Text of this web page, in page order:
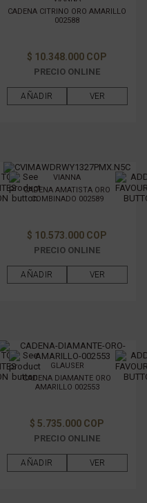
CADENA CITRINO ORO AMARILLO
002588
$ 10.348.000 COP
PRECIO ONLINE
AÑADIR VER
VIANNA
CADENA AMATISTA ORO
COMBINADO 002589
$ 10.573.000 COP
PRECIO ONLINE
AÑADIR VER
GLAUSER
CADENA DIAMANTE ORO
AMARILLO 002553
$ 5.735.000 COP
PRECIO ONLINE
AÑADIR VER